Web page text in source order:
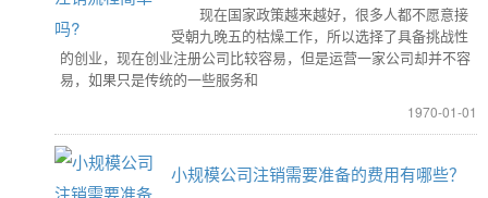
现在国家政策越来越好，很多人都不愿意接
受朝九晚五的枯燥工作，所以选择了具备挑战性
的创业，现在创业注册公司比较容易，但是运营一家公司却并不容
易，如果只是传统的一些服务和
1970-01-01
小规模公司注销需要准备的费用有哪些？